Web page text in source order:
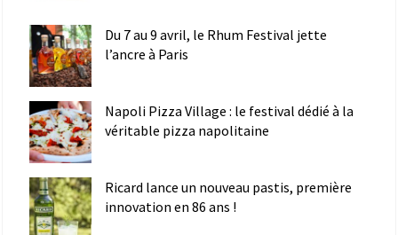
Du 7 au 9 avril, le Rhum Festival jette
l’ancre à Paris
Napoli Pizza Village : le festival dédié à la
véritable pizza napolitaine
Ricard lance un nouveau pastis, première
innovation en 86 ans !